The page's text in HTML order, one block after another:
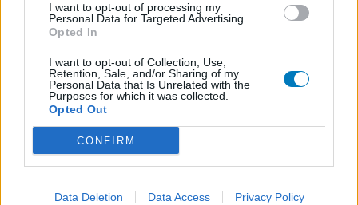
I want to opt-out of processing my
Personal Data for Targeted Advertising.
Opted In
I want to opt-out of Collection, Use,
Retention, Sale, and/or Sharing of my
Personal Data that Is Unrelated with the
Purposes for which it was collected.
Opted Out
CONFIRM
Data Deletion Data Access Privacy Policy